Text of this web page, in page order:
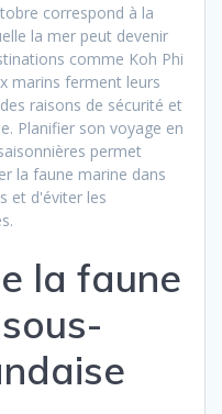
correspond à la
la mer peut devenir
comme Koh Phi
marins ferment leurs
raisons de sécurité et
Planifier son voyage en
permet
la faune marine dans
et d'éviter les
la faune